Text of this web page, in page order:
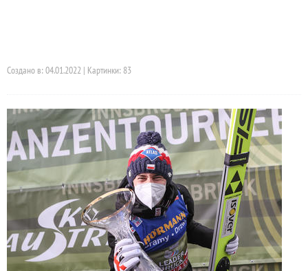
Создано в: 04.01.2022 | Картинки: 83